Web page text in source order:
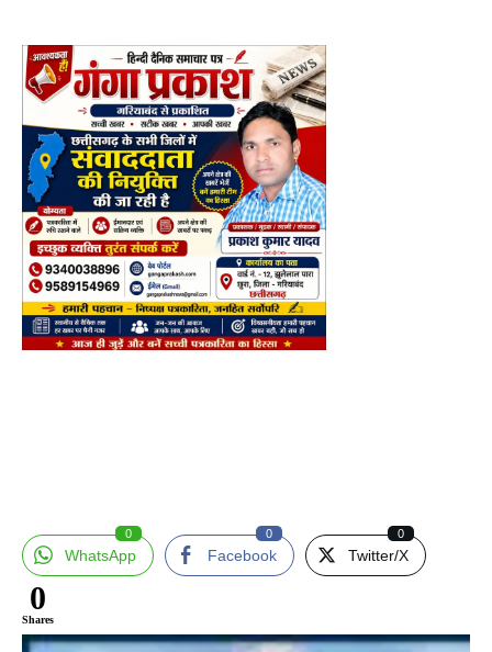
WhatsApp
0
Facebook
0
Twitter/X
0
0
Shares